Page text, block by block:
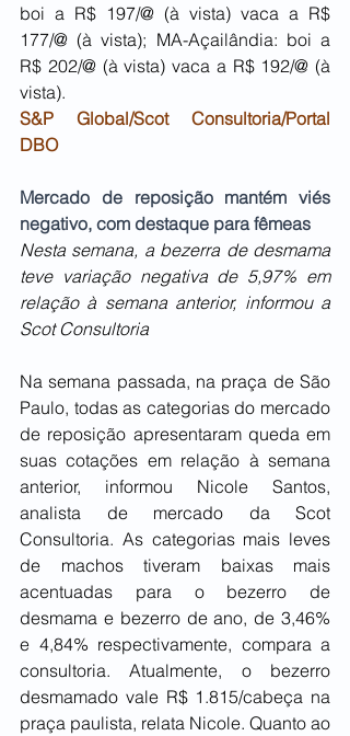
boi a R$ 197/@ (à vista) vaca a R$
177/@ (à vista); MA-Açailândia: boi a
R$ 202/@ (à vista) vaca a R$ 192/@ (à
vista).
S&P Global/Scot Consultoria/Portal
DBO
Mercado de reposição mantém viés
negativo, com destaque para fêmeas
Nesta semana, a bezerra de desmama
teve variação negativa de 5,97% em
relação à semana anterior, informou a
Scot Consultoria
Na semana passada, na praça de São
Paulo, todas as categorias do mercado
de reposição apresentaram queda em
suas cotações em relação à semana
anterior, informou Nicole Santos,
analista de mercado da Scot
Consultoria. As categorias mais leves
de machos tiveram baixas mais
acentuadas para o bezerro de
desmama e bezerro de ano, de 3,46%
e 4,84% respectivamente, compara a
consultoria. Atualmente, o bezerro
desmamado vale R$ 1.815/cabeça na
praça paulista, relata Nicole. Quanto ao